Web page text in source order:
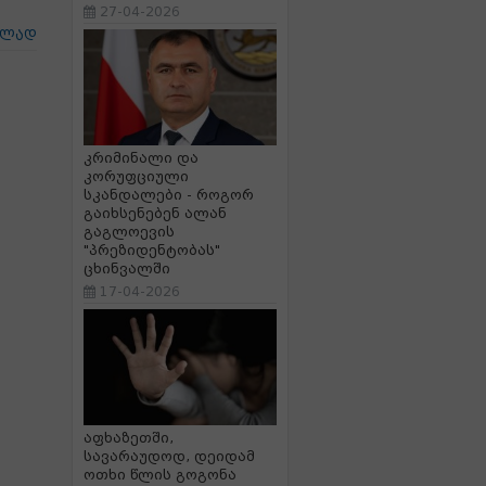
27-04-2026
კრიმინალი და
კორუფციული
სკანდალები - როგორ
გაიხსენებენ ალან
გაგლოევის
"პრეზიდენტობას"
ცხინვალში
17-04-2026
აფხაზეთში,
სავარაუდოდ, დეიდამ
ოთხი წლის გოგონა